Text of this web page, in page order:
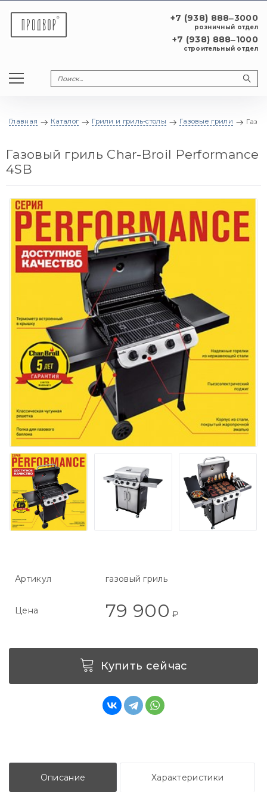
+7 (938) 888‒3000
розничный отдел
+7 (938) 888‒1000
строительный отдел
Главная Каталог Грили и гриль-столы Газовые грили
Газовый гриль Char-Broil Performance
4SB
Артикул газовый гриль
Цена 79 900 ₽
Купить сейчас
Описание Характеристики